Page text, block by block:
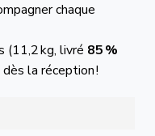
chaque
(11,2 kg, livré 85 %
la réception !